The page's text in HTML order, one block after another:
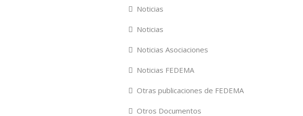
Noticias
Noticias
Noticias Asociaciones
Noticias FEDEMA
Otras publicaciones de FEDEMA
Otros Documentos